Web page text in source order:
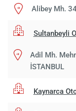
Alibey Mh.
Sultanbeyli
Adil Mh.
İSTANBUL
Kaynarca